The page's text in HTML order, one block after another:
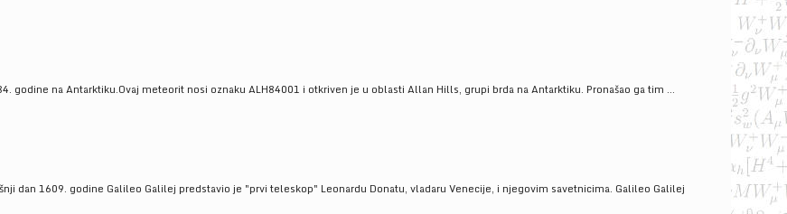
godine na Antarktiku.Ovaj meteorit nosi oznaku ALH84001 i otkriven je u oblasti Allan Hills, grupi brda na Antarktiku. Pronašao ga tim ...
dan 1609. godine Galileo Galilej predstavio je "prvi teleskop" Leonardu Donatu, vladaru Venecije, i njegovim savetnicima. Galileo Galilej